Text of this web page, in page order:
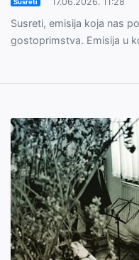
Susreti, emisija koja nas
gostoprimstva. Emisija u